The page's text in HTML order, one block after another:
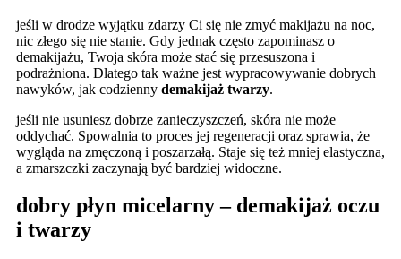
jeśli w drodze wyjątku zdarzy Ci się nie zmyć makijażu na noc,
nic złego się nie stanie. Gdy jednak często zapominasz o
demakijażu, Twoja skóra może stać się przesuszona i
podrażniona. Dlatego tak ważne jest wypracowywanie dobrych
nawyków, jak codzienny demakijaż twarzy.
jeśli nie usuniesz dobrze zanieczyszczeń, skóra nie może
oddychać. Spowalnia to proces jej regeneracji oraz sprawia, że
wygląda na zmęczoną i poszarzałą. Staje się też mniej elastyczna,
a zmarszczki zaczynają być bardziej widoczne.
dobry płyn micelarny – demakijaż oczu
i twarzy